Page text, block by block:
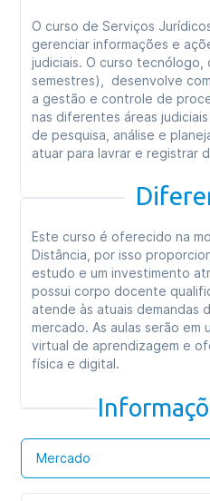
O curso de Serviços
gerenciar informações e
judiciais. O curso tecnólogo,
semestres), desenvolve
a gestão e controle de
nas diferentes áreas
de pesquisa, análise e
atuar para lavrar e registrar
Este curso é oferecido na
Distância, por isso
estudo e um investimento
possui corpo docente
atende às atuais demandas
mercado. As aulas serão em
virtual de aprendizagem e
física e digital.
Mercado